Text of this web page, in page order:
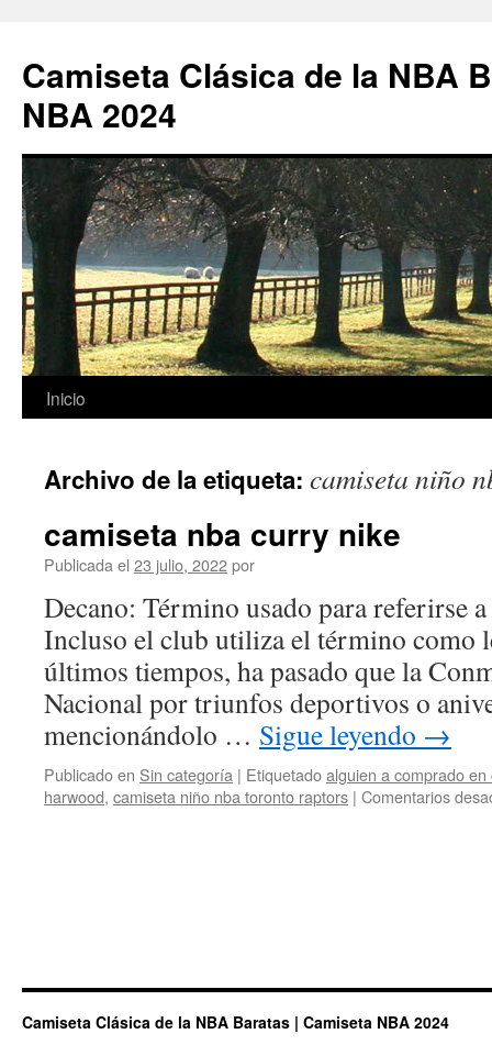
Camiseta Clásica de la NBA
NBA 2024
Saltar
contenido
Inicio
Archivo de la etiqueta: camiseta niño
camiseta nba curry nike
Publicada el 23 julio, 2022por
Decano: Término usado para referirse
Incluso el club utiliza el término como
últimos tiempos, ha pasado que la
Nacional por triunfos deportivos o
mencionándolo … Sigue leyendo →
Publicado en Sin categoría | Etiquetadoalguien a comprado
harwood, camiseta niño nba toronto raptors | Comentarios
Camiseta Clásica de la NBA Baratas | Camiseta NBA 2024